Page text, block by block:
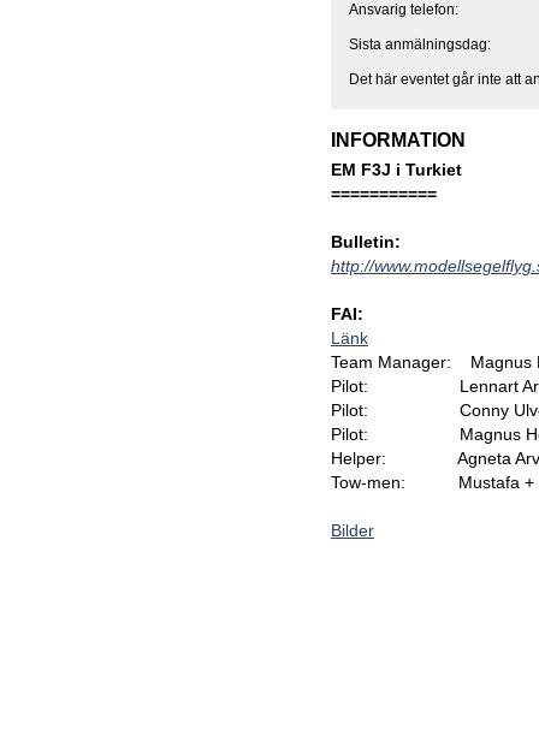
Ansvarig telefon:
Sista anmälningsdag:
Det här eventet går inte att
INFORMATION
EM F3J i Turkiet
===========
Bulletin:
http://
FAI:
Länk
Team Manager: Magnus
Pilot: Lennart
Pilot: Conny
Pilot: Magnus
Helper: Agneta
Tow-men: Mustafa +
Bilder